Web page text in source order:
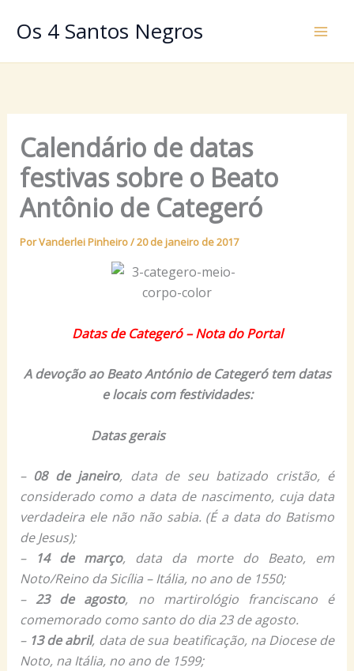
paraOs 4 Santos Negros
Calendário de datas
festivas sobre o Beato
Antônio de Categeró
PorVanderlei Pinheiro/20 de janeiro de 2017
Datas de Categeró – Nota do Portal
A devoção ao Beato António de Categeró tem datas
e locais com festividades:
Datas gerais
– 08 de janeiro, data de seu batizado cristão, é
considerado como a data de nascimento, cuja data
verdadeira ele não não sabia. (É a data do Batismo
de Jesus);
–
14 de março, data da morte do Beato, em
Noto/Reino da Sicília – Itália, no ano de 1550;
– 23 de agosto, no martirológio franciscano é
comemorado como santo do dia 23 de agosto.
– 13 de abril, data de sua beatificação, na Diocese de
Noto, na Itália, no ano de 1599;